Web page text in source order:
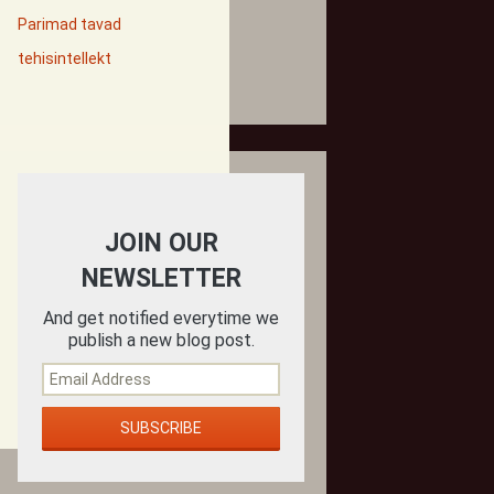
Parimad tavad
tehisintellekt
JOIN OUR
NEWSLETTER
And get notified everytime we
publish a new blog post.